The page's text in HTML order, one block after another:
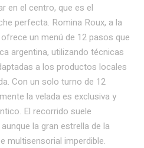
en el centro, que es el
perfecta. Romina Roux, a la
un menú de 12 pasos que
argentina, utilizando técnicas
a los productos locales
Con un solo turno de 12
la velada es exclusiva y
El recorrido suele
la gran estrella de la
multisensorial imperdible.